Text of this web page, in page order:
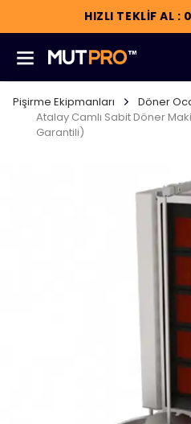
HIZLI TEKLİF AL :
Pişirme Ekipmanları
Döner
Atalay Camlı Sabit Döner
Garantili)